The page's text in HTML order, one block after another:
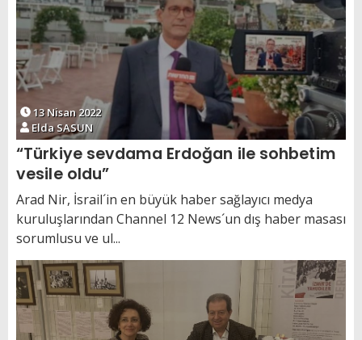
13 Nisan 2022
Elda SASUN
“Türkiye sevdama Erdoğan ile sohbetim
vesile oldu”
Arad Nir, İsrail´in en büyük haber sağlayıcı medya
kuruluşlarından Channel 12 News´un dış haber masası
sorumlusu ve ul...